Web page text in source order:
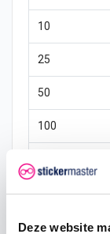
Deze website
10
25
50
100
500
1000